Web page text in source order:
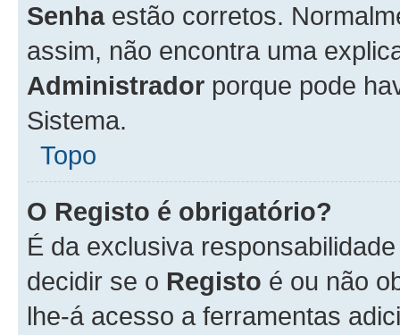
Senhaestão corretos.
assim, não encontra uma
Administrador porque pode
Sistema.
Topo
O Registo é obrigatório?
É da exclusiva
decidir se o Registo é ou não
lhe-á acesso a ferramentas